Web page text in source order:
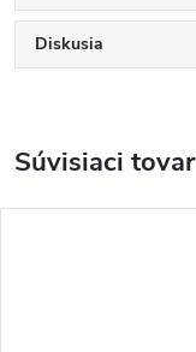
Diskusia
Súvisiaci tovar